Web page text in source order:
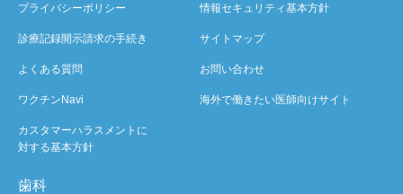
プライバシーポリシー 情報セキュリティ基本方針
診療記録開示請求の手続き サイトマップ
よくある質問 お問い合わせ
ワクチンNavi 海外で働きたい医師向けサイト
カスタマーハラスメントに
対する基本方針
歯科